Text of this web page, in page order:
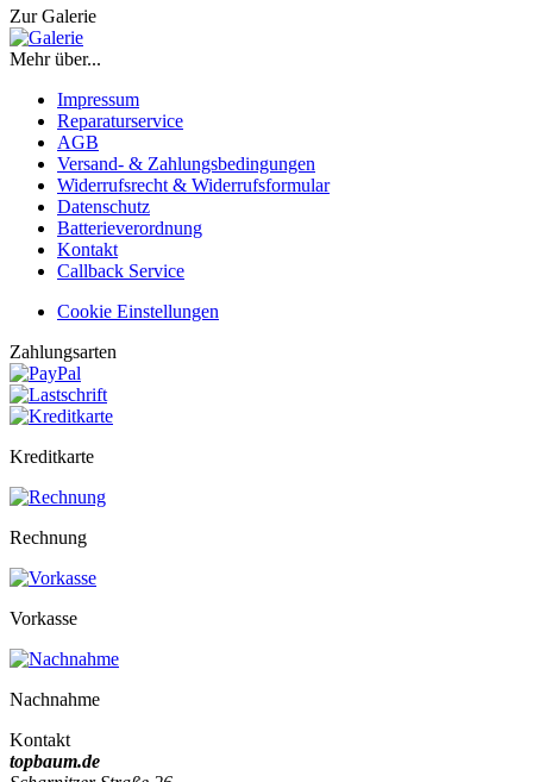
Zur Galerie
Mehr über...
Impressum
Reparaturservice
AGB
Versand- & Zahlungsbedingungen
Widerrufsrecht & Widerrufsformular
Datenschutz
Batterieverordnung
Kontakt
Callback Service
Cookie Einstellungen
Zahlungsarten
Kreditkarte
Rechnung
Vorkasse
Nachnahme
Kontakt
topbaum.de